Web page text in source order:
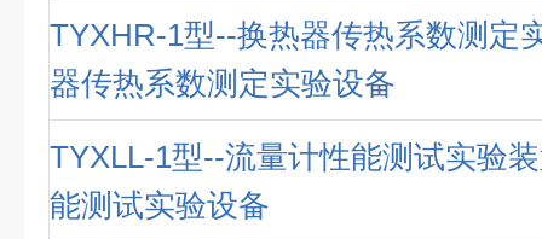
TYXHR-1型--换热器传热系数测定
器传热系数测定实验设备
TYXLL-1型--流量计性能测试实验
能测试实验设备